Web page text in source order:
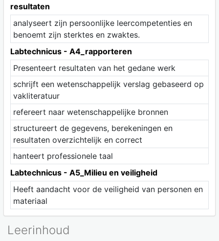
resultaten
analyseert zijn persoonlijke leercompetenties en
benoemt zijn sterktes en zwaktes.
Labtechnicus - A4_rapporteren
Presenteert resultaten van het gedane werk
schrijft een wetenschappelijk verslag gebaseerd op
vakliteratuur
refereert naar wetenschappelijke bronnen
structureert de gegevens, berekeningen en
resultaten overzichtelijk en correct
hanteert professionele taal
Labtechnicus - A5_Milieu en veiligheid
Heeft aandacht voor de veiligheid van personen en
materiaal
Leerinhoud